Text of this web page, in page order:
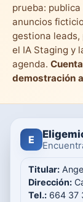
prueba: publica
anuncios
gestiona leads,
el IA Staging y
agenda.
demostración
E
Titular:
Dirección:
Tel.: 664 37